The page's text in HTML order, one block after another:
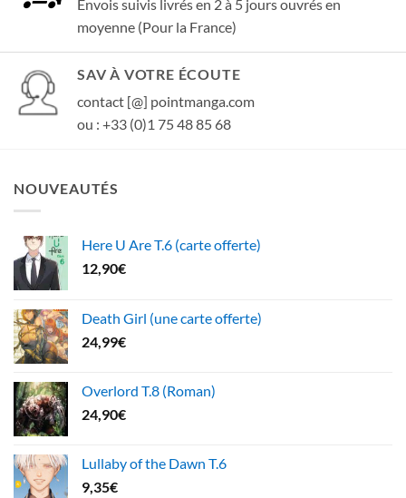
Envois suivis livrés en 2 à 5 jours ouvrés en
moyenne (Pour la France)
SAV À VOTRE ÉCOUTE
contact [@] pointmanga.com
ou : +33 (0)1 75 48 85 68
NOUVEAUTÉS
Here U Are T.6 (carte offerte)
12,90€
Death Girl (une carte offerte)
24,99€
Overlord T.8 (Roman)
24,90€
Lullaby of the Dawn T.6
9,35€